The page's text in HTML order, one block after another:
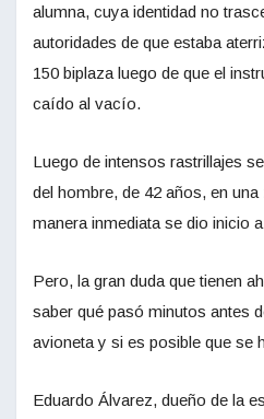
alumna, cuya identidad no
autoridades de que estaba
150 biplaza luego de que el
caído al vacío.
Luego de intensos rastrillajes
del hombre, de 42 años, en
manera inmediata se dio inicio
Pero, la gran duda que tienen
saber qué pasó minutos antes
avioneta y si es posible que se
Eduardo Álvarez, dueño de la